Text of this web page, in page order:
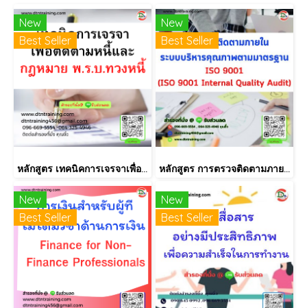
New
Best Seller
หลักสูตร เทคนิคการเจรจาเพื่อติดตามหนี้และกฎหมาย พ.ร.บ.ทวงหนี้
New
Best Seller
หลักสูตร การตรวจติดตามภายใน INTERNAL AUDIT ISO9001:2015
New
Best Seller
New
Best Seller